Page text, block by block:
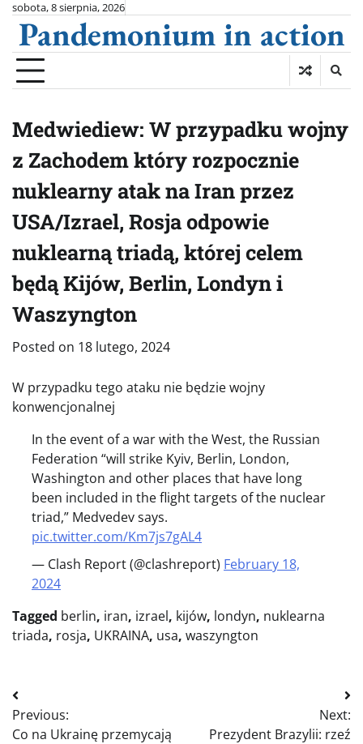
Skip
content
sobota, 8 sierpnia, 2026
Pandemonium in action
Medwiediew: W przypadku wojny
z Zachodem który rozpocznie
nuklearny atak na Iran przez
USA/Izrael, Rosja odpowie
nuklearną triadą, której celem
będą Kijów, Berlin, Londyn i
Waszyngton
Posted on 18 lutego, 2024
W przypadku tego ataku nie będzie wojny
konwencjonalnej
In the event of a war with the West, the Russian
Federation “will strike Kyiv, Berlin, London,
Washington and other places that have long
been included in the flight targets of the nuclear
triad,” Medvedev says.
pic.twitter.com/Km7js7gAL4
— Clash Report (@clashreport) February 18,
2024
Tagged berlin, iran, izrael, kijów, londyn, nuklearna
triada, rosja, UKRAINA, usa, waszyngton
Nawigacja
wpisu
Previous:
Co na Ukrainę przemycają
Next:
Prezydent Brazylii: rzeź